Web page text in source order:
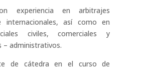
experiencia en arbitrajes
internacionales, así como en
civiles, comerciales y
– administrativos.
de cátedra en el curso de